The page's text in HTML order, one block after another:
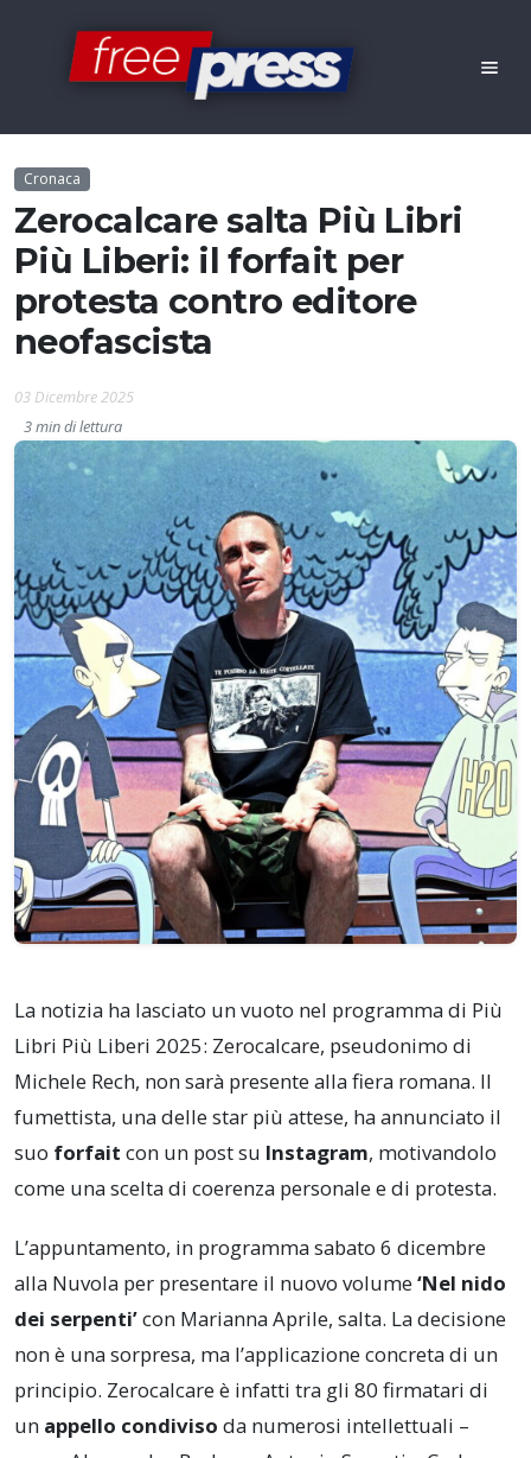
Cronaca
Zerocalcare salta Più Libri
Più Liberi: il forfait per
protesta contro editore
neofascista
03 Dicembre 2025
3 min di lettura
La notizia ha lasciato un vuoto nel programma di Più
Libri Più Liberi 2025: Zerocalcare, pseudonimo di
Michele Rech, non sarà presente alla fiera romana. Il
fumettista, una delle star più attese, ha annunciato il
suo forfait con un post su Instagram, motivandolo
come una scelta di coerenza personale e di protesta.
L’appuntamento, in programma sabato 6 dicembre
alla Nuvola per presentare il nuovo volume‘Nel nido
dei serpenti’con Marianna Aprile, salta. La decisione
non è una sorpresa, ma l’applicazione concreta di un
principio. Zerocalcare è infatti tra gli 80 firmatari di
un appello condiviso da numerosi intellettuali –